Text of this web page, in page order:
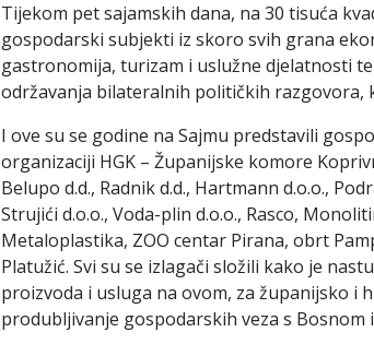
Tijekom pet sajamskih dana, na 30 tisuća
gospodarski subjekti iz skoro svih grana
gastronomija, turizam i uslužne djelatnosti
održavanja bilateralnih političkih razgovora,
I ove su se godine na Sajmu predstavili
organizaciji HGK – Županijske komore
Belupo d.d., Radnik d.d., Hartmann d.o.o.,
Strujići d.o.o., Voda-plin d.o.o., Rasco,
Metaloplastika, ZOO centar Pirana, obrt
Platužić. Svi su se izlagači složili kako je
proizvoda i usluga na ovom, za županijsko i
produbljivanje gospodarskih veza s Bosnom